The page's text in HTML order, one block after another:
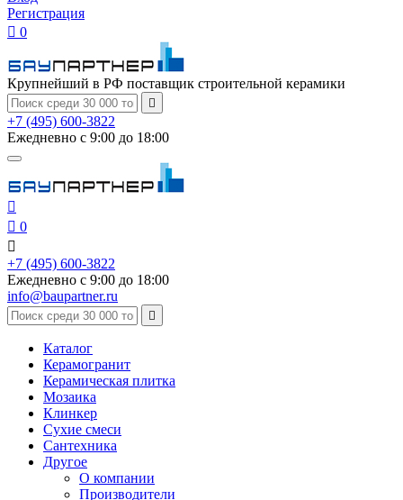
Регистрация
 0
Крупнейший в РФ поставщик строительной керамики

+7 (495) 600-3822
Ежедневно с 9:00 до 18:00

 0

+7 (495) 600-3822
Ежедневно с 9:00 до 18:00
info@baupartner.ru

Каталог
Керамогранит
Керамическая плитка
Мозаика
Клинкер
Сухие смеси
Сантехника
Другое
О компании
Производители